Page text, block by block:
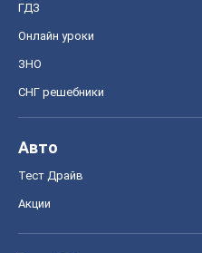
ГДЗ
Онлайн уроки
ЗНО
СНГ решебники
Авто
Тест Драйв
Акции